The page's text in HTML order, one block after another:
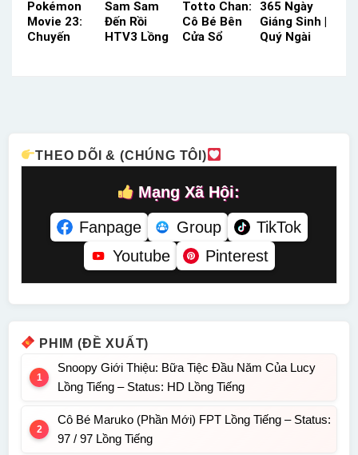
Pokémon
Movie 23:
Chuyến
Sam Sam
Đến Rồi
HTV3 Lồng
Totto Chan:
Cô Bé Bên
Cửa Sổ
365 Ngày
Giáng Sinh |
Quý Ngài
THEO DÕI & (CHÚNG TÔI)
Mạng Xã Hội:
Fanpage
Group
TikTok
Youtube
Pinterest
PHIM (ĐỀ XUẤT)
Snoopy Giới Thiệu: Bữa Tiệc Đầu Năm Của Lucy
Lồng Tiếng – Status: HD Lồng Tiếng
Cô Bé Maruko (Phần Mới) FPT Lồng Tiếng – Status:
97 / 97 Lồng Tiếng